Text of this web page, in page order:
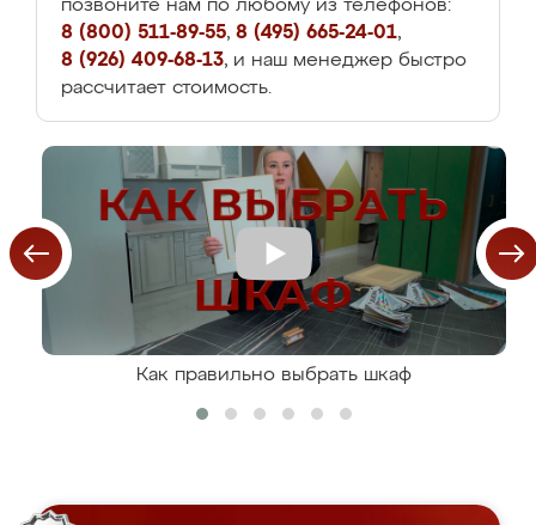
позвоните нам по любому из телефонов:
8 (800) 511-89-55, 8 (495) 665-24-01,
8 (926) 409-68-13, и наш менеджер быстро
рассчитает стоимость.
Как правильно выбрать шкаф